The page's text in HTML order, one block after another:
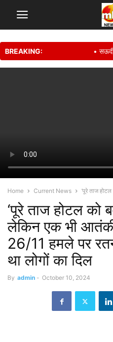
BREAKING: • सऊदी
Home Current News ‘पूरे ताज
‘पूरे ताज होटल को
लेकिन एक भी
26/11 हमले पर
था लोगों का दिल
By admin - October 10, 2024